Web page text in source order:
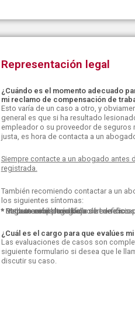
Representación legal
¿Cuándo es el momento adecuado
mi reclamo de compensación de
Esto varía de un caso a otro, y
general es que si ha resultado
empleador o su proveedor de seguros
justa, es hora de contacta a un
Siempre contacte a un abogado antes
registrada.
También recomiendo contactar a un
los siguientes síntomas:
* Retraso en el pago de los beneficios
* Pago incompleto o bajo de beneficios
* Reclamación denegada
* Disputa sobre la calificación de
* Mala atención médica
¿Cuál es el cargo para que evalúes
Las evaluaciones de casos son
siguiente formulario si desea que le
discutir su caso.